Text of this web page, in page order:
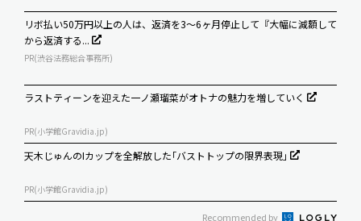
リボ払い50万円以上の人は、返済を3～6ヶ月停止して『大幅に減額して
から返済する...
PR(渋谷法務総合事務所)
ラストティーンを迎えた一ノ瀬瑠菜がオトナの魅力を増していく
PR(小学館Gravidia.jp)
天木じゅんのIカップを全解放した｢バストトップの限界表現｣
PR(小学館Gravidia.jp)
Recommended by